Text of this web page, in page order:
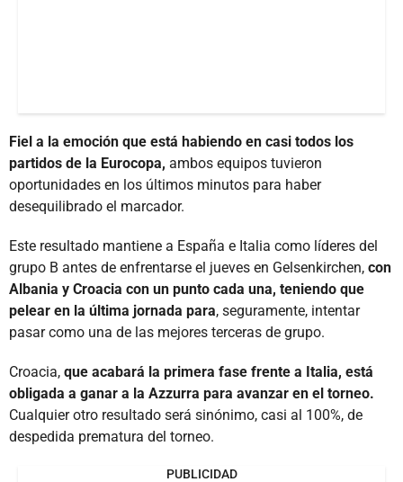
Fiel a la emoción que está habiendo en casi todos los
partidos de la Eurocopa, ambos equipos tuvieron
oportunidades en los últimos minutos para haber
desequilibrado el marcador.
Este resultado mantiene a España e Italia como líderes del
grupo B antes de enfrentarse el jueves en Gelsenkirchen, con
Albania y Croacia con un punto cada una, teniendo que
pelear en la última jornada para, seguramente, intentar
pasar como una de las mejores terceras de grupo.
Croacia, que acabará la primera fase frente a Italia, está
obligada a ganar a la Azzurra para avanzar en el torneo.
Cualquier otro resultado será sinónimo, casi al 100%, de
despedida prematura del torneo.
PUBLICIDAD